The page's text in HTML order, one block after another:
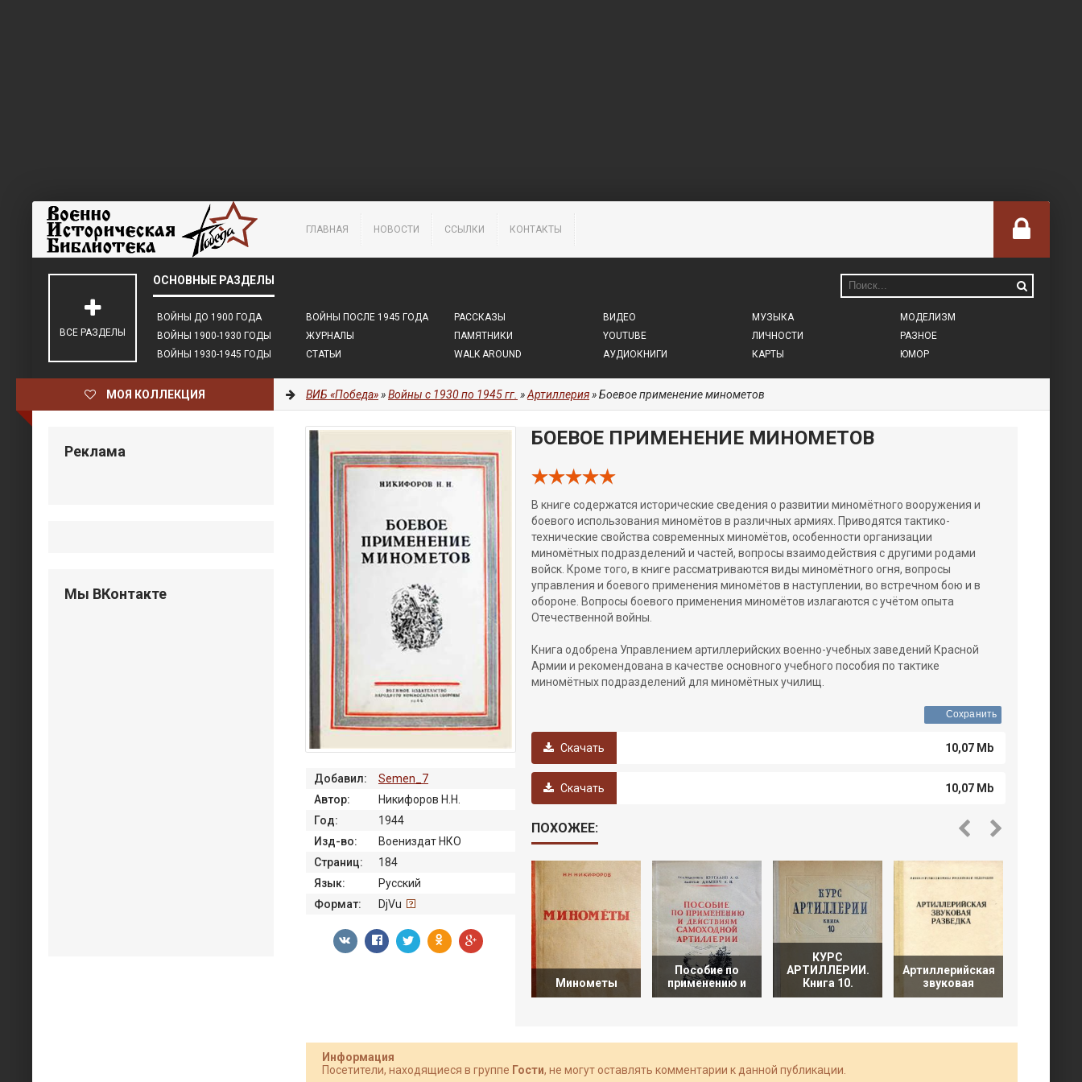
ГЛАВНАЯ НОВОСТИ ССЫЛКИ КОНТАКТЫ
ВОЙНЫ ДО 1900 ГОДА
ВОЙНЫ 1900-1930 ГОДЫ
ВОЙНЫ 1930-1945 ГОДЫ
ВОЙНЫ ПОСЛЕ 1945 ГОДА
ЖУРНАЛЫ
СТАТЬИ
РАССКАЗЫ
ПАМЯТНИКИ
WALK AROUND
ВИДЕО
YOUTUBE
АУДИОКНИГИ
МУЗЫКА
ЛИЧНОСТИ
КАРТЫ
МОДЕЛИЗМ
РАЗНОЕ
ЮМОР
ВСЕ РАЗДЕЛЫ
МОЯ КОЛЛЕКЦИЯ ВИБ «Победа»»Войны с 1930 по 1945 гг. »Артиллерия» Боевое применение минометов
БОЕВОЕ ПРИМЕНЕНИЕ МИНОМЕТОВ
В книге содержатся исторические сведения о развитии миномётного вооружения и
боевого использования миномётов в различных армиях. Приводятся тактико-
технические свойства современных миномётов, особенности организации
миномётных подразделений и частей, вопросы взаимодействия с другими родами
войск. Кроме того, в книге рассматриваются виды миномётного огня, вопросы
управления и боевого применения миномётов в наступлении, во встречном бою и в
обороне. Вопросы боевого применения миномётов излагаются с учётом опыта
Отечественной войны.
Книга одобрена Управлением артиллерийских военно-учебных заведений Красной
Армии и рекомендована в качестве основного учебного пособия по тактике
миномётных подразделений для миномётных училищ.
Сохранить
Скачать 10,07 Mb
Скачать 10,07 Mb
Добавил:
Semen_7
Автор:
Никифоров Н.Н.
Год:
1944
Изд-во:
Воениздат НКО
Страниц:
184
Язык:
Русский
Формат:
DjVu
ПОХОЖЕЕ:
Минометы
Пособие по
применению и
КУРС
АРТИЛЛЕРИИ.
Книга 10.
Артиллерийская
звуковая
Информация
Посетители, находящиеся в группе Гости, не могут оставлять комментарии к данной публикации.
Реклама
Мы ВКонтакте